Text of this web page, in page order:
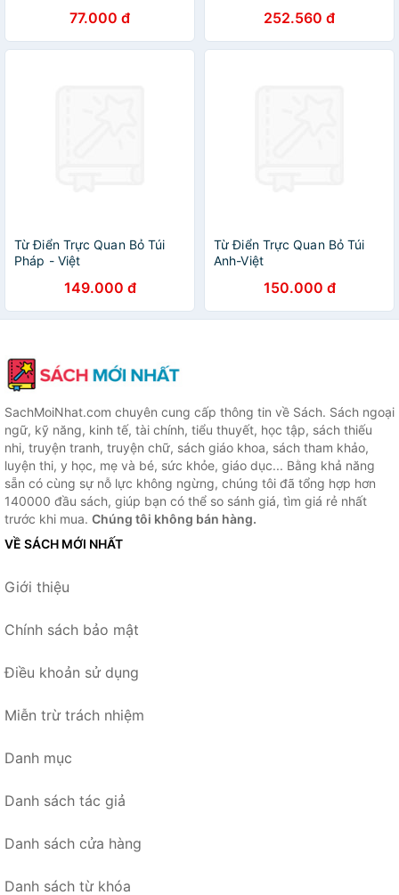
77.000 đ
cổ đại cho tới ngày nay
252.560 đ
Từ Điển Trực Quan Bỏ Túi
Pháp - Việt
149.000 đ
Từ Điển Trực Quan Bỏ Túi
Anh-Việt
150.000 đ
SachMoiNhat.com chuyên cung cấp thông tin về Sách. Sách ngoại
ngữ, kỹ năng, kinh tế, tài chính, tiểu thuyết, học tập, sách thiếu
nhi, truyện tranh, truyện chữ, sách giáo khoa, sách tham khảo,
luyện thi, y học, mẹ và bé, sức khỏe, giáo dục... Bằng khả năng
sẵn có cùng sự nỗ lực không ngừng, chúng tôi đã tổng hợp hơn
140000 đầu sách, giúp bạn có thể so sánh giá, tìm giá rẻ nhất
trước khi mua. Chúng tôi không bán hàng.
VỀ SÁCH MỚI NHẤT
Giới thiệu
Chính sách bảo mật
Điều khoản sử dụng
Miễn trừ trách nhiệm
Danh mục
Danh sách tác giả
Danh sách cửa hàng
Danh sách từ khóa